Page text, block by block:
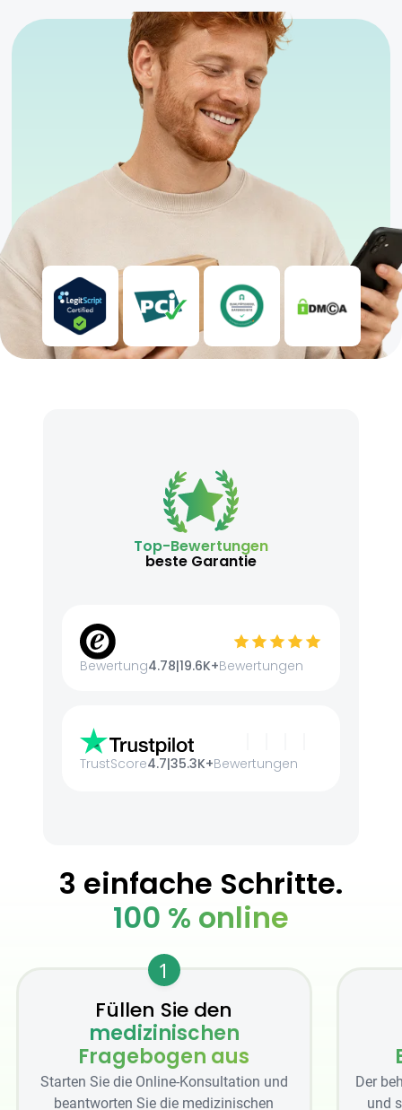
Top-Bewertungen
beste Garantie
Bewertung4.78|19.6K+Bewertungen
TrustScore4.7|35.3K+Bewertungen
3 einfache Schritte.
100 % online
1
Füllen Sie den
medizinischen
Fragebogen aus
Starten Sie die Online-Konsultation und
beantworten Sie die medizinischen
Der
und